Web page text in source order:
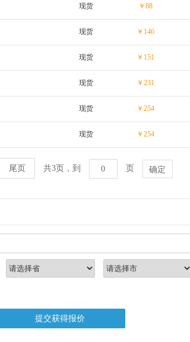
现货 ￥88
现货 ￥146
现货 ￥151
现货 ￥231
现货 ￥254
现货 ￥254
尾页 共3页，到 页